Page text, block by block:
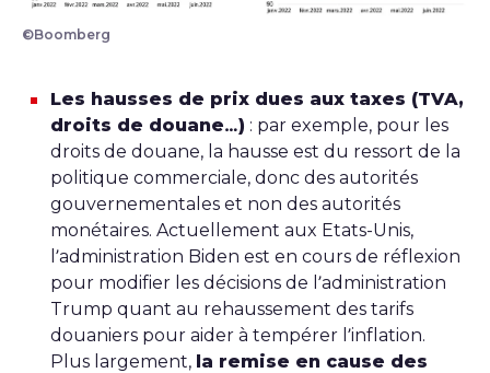
©Boomberg
Les hausses de prix dues aux taxes (TVA,
droits de douane…) : par exemple, pour les
droits de douane, la hausse est du ressort de la
politique commerciale, donc des autorités
gouvernementales et non des autorités
monétaires. Actuellement aux Etats-Unis,
l’administration Biden est en cours de réflexion
pour modifier les décisions de l’administration
Trump quant au rehaussement des tarifs
douaniers pour aider à tempérer l’inflation.
Plus largement, la remise en cause des